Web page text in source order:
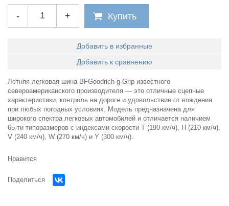
- + Купить
Добавить в избранные
Добавить к сравнению
Летняя легковая шина BFGoodrich g-Grip известного
североамериканского производителя — это отличные сцепные
характеристики, контроль на дороге и удовольствие от вождения
при любых погодных условиях. Модель предназначена для
широкого спектра легковых автомобилей и отличается наличием
65-ти типоразмеров с индексами скорости T (190 км/ч), H (210 км/ч),
V (240 км/ч), W (270 км/ч) и Y (300 км/ч).
Нравится
Поделиться